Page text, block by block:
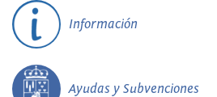
Información
Ayudas y Subvenciones